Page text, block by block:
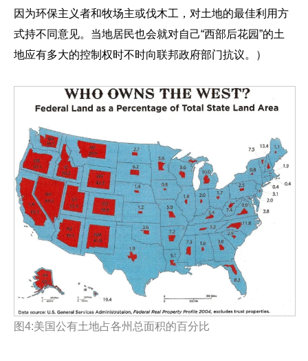
因为环保主义者和牧场主或伐木工，对土地的最佳利用方
式持不同意见。当地居民也会就对自己“西部后花园”的土
地应有多大的控制权时不时向联邦政府部门抗议。）
图4:美国公有土地占各州总面积的百分比